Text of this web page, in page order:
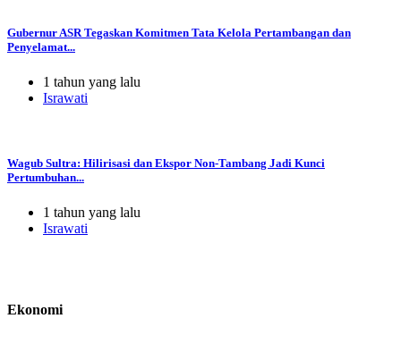
Gubernur ASR Tegaskan Komitmen Tata Kelola Pertambangan dan
Penyelamat...
1 tahun yang lalu
Israwati
Wagub Sultra: Hilirisasi dan Ekspor Non-Tambang Jadi Kunci
Pertumbuhan...
1 tahun yang lalu
Israwati
Ekonomi